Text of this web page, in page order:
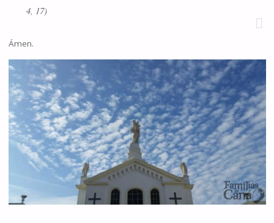
4, 17)
Ámen.